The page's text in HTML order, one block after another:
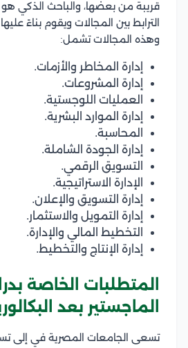
قريبة من بعضها، والباحث الذكي
الترابط بين المجالات ويقوم بناءً
وهذه المجالات تشمل:
إدارة المخاطر والأزمات.
إدارة المشروعات.
العمليات اللوجستية.
إدارة الموارد البشرية.
المحاسبة.
إدارة الجودة الشاملة.
التسويق الرقمي.
الإدارة الاستراتيجية.
إدارة التسويق والإعلان.
إدارة التمويل والاستثمار.
التخطيط المالي والإدارة.
إدارة الإنتاج والتخطيط.
المتطلبات الخاصة
الماجستير بعد
تسعى الجامعات المصرية في إلى